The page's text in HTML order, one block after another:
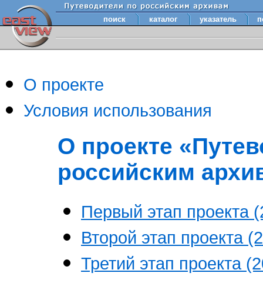
поиск каталог указатель
О проекте
Условия использования
О проекте
российским
Первый этап проекта
Второй этап проекта
Третий этап проекта